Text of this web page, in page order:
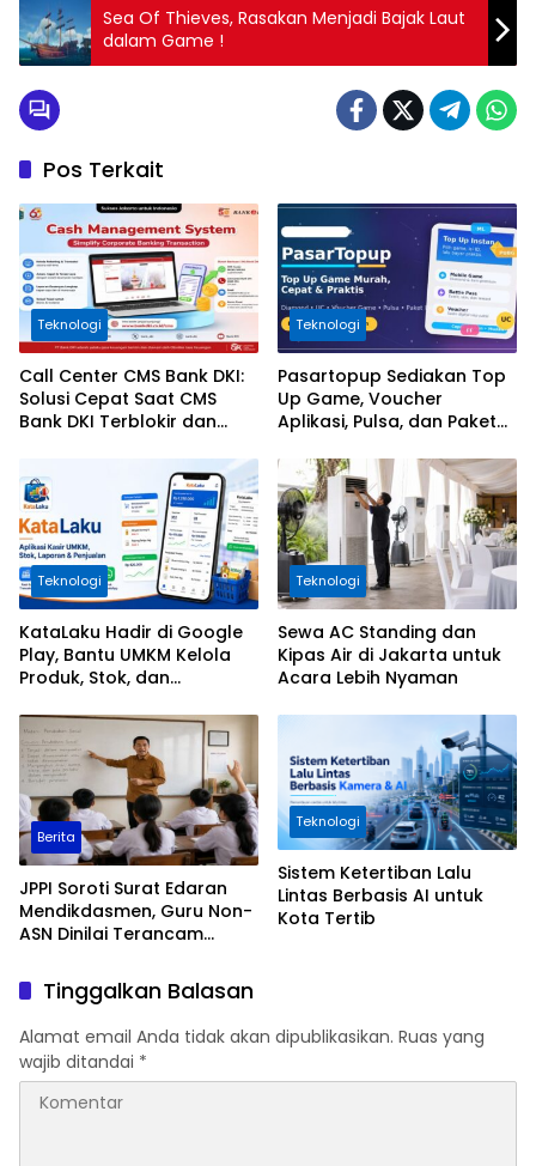
Sea Of Thieves, Rasakan Menjadi Bajak Laut
dalam Game !
Pos Terkait
Teknologi
Call Center CMS Bank DKI:
Solusi Cepat Saat CMS
Bank DKI Terblokir dan
Teknologi
Pasartopup Sediakan Top
Up Game, Voucher
Aplikasi, Pulsa, dan Paket
Teknologi
KataLaku Hadir di Google
Play, Bantu UMKM Kelola
Produk, Stok, dan
Teknologi
Sewa AC Standing dan
Kipas Air di Jakarta untuk
Acara Lebih Nyaman
Berita
JPPI Soroti Surat Edaran
Mendikdasmen, Guru Non-
ASN Dinilai Terancam
Negeri
Teknologi
Sistem Ketertiban Lalu
Lintas Berbasis AI untuk
Kota Tertib
Tinggalkan Balasan
Alamat email Anda tidak akan dipublikasikan. Ruas yang
wajib ditandai *